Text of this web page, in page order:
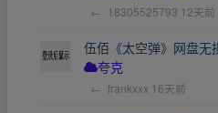
← 18305525793 12天前
伍佰《太空弹》网盘无
夸克
← frankxxx 16天前